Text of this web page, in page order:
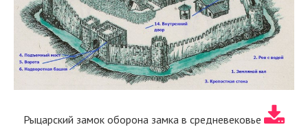
Рыцарский замок оборона замка в средневековье